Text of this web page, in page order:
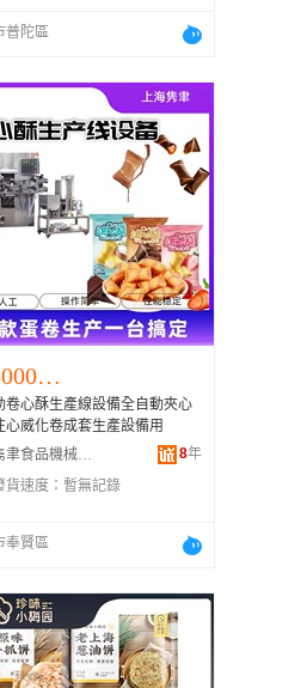
普陀區
卷心酥生產線設備全自動夾心
心威化卷成套生產設備用
上海雋聿食品機械有限公司
8年
貨速度： 暫無記錄
奉賢區